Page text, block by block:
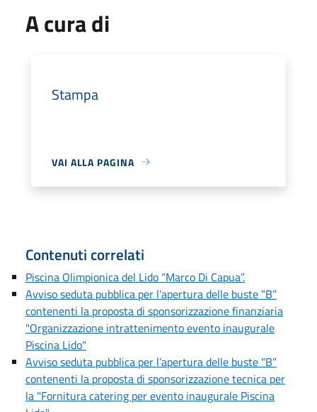
A cura di
Stampa
VAI ALLA PAGINA
Contenuti correlati
Piscina Olimpionica del Lido “Marco Di Capua”.
Avviso seduta pubblica per l’apertura delle buste "B”
contenenti la proposta di sponsorizzazione finanziaria
"Organizzazione intrattenimento evento inaugurale
Piscina Lido"
Avviso seduta pubblica per l’apertura delle buste "B”
contenenti la proposta di sponsorizzazione tecnica per
la "Fornitura catering per evento inaugurale Piscina